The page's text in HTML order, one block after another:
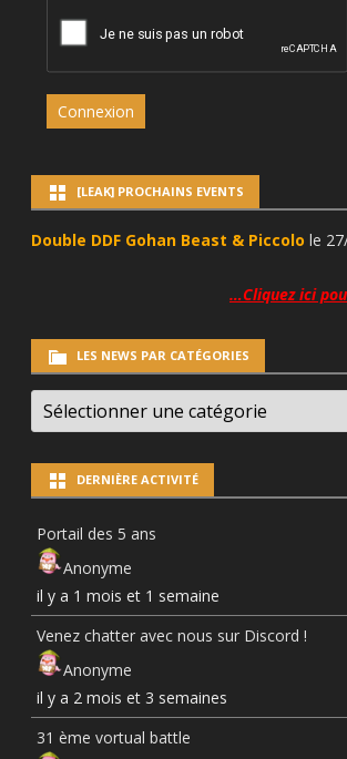
Connexion
[LEAK] PROCHAINS EVENTS
Double DDF Gohan Beast & Piccolo le
…Cliquez ici
LES NEWS PAR CATÉGORIES
LES
NEWS
PAR
DERNIÈRE ACTIVITÉ
Portail des 5 ans
Anonyme
il y a 1 mois et 1 semaine
Venez chatter avec nous sur Discord !
Anonyme
il y a 2 mois et 3 semaines
31 ème vortual battle